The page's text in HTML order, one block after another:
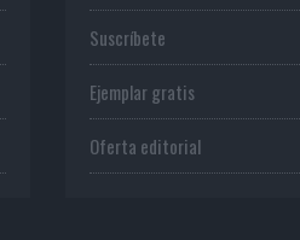
Suscríbete
Ejemplar gratis
Oferta editorial